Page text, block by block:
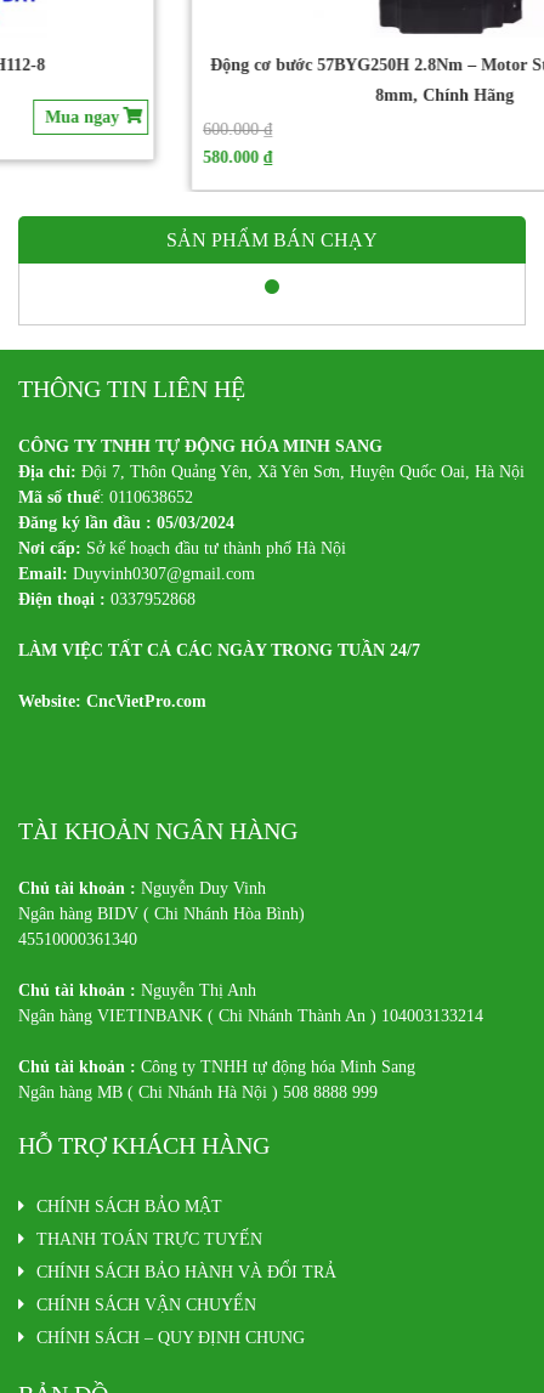
Động cơ bước 57BYG250H 2.8Nm – Motor Step NEMA 23 Trục
580.000 ₫
600.000 ₫
SẢN PHẨM BÁN CHẠY
THÔNG TIN LIÊN HỆ
CÔNG TY TNHH TỰ ĐỘNG HÓA MINH SANG
Địa chỉ: Đội 7, Thôn Quảng Yên, Xã Yên Sơn, Huyện Quốc Oai, Hà Nội
Mã số thuế: 0110638652
Đăng ký lần đầu : 05/03/2024
Nơi cấp: Sở kế hoạch đầu tư thành phố Hà Nội
Email: Duyvinh0307@gmail.com
Điện thoại : 0337952868
LÀM VIỆC TẤT CẢ CÁC NGÀY TRONG TUẦN 24/7
Website: CncVietPro.com
TÀI KHOẢN NGÂN HÀNG
Chủ tài khoản : Nguyễn Duy Vinh
Ngân hàng BIDV ( Chi Nhánh Hòa Bình)
45510000361340
Chủ tài khoản : Nguyễn Thị Anh
Ngân hàng VIETINBANK ( Chi Nhánh Thành An ) 104003133214
Chủ tài khoản : Công ty TNHH tự động hóa Minh Sang
Ngân hàng MB ( Chi Nhánh Hà Nội ) 508 8888 999
HỖ TRỢ KHÁCH HÀNG
CHÍNH SÁCH BẢO MẬT
THANH TOÁN TRỰC TUYẾN
CHÍNH SÁCH BẢO HÀNH VÀ ĐỔI TRẢ
CHÍNH SÁCH VẬN CHUYỂN
CHÍNH SÁCH – QUY ĐỊNH CHUNG